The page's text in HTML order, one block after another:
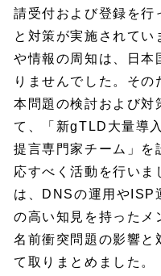
請受付および登録を
と対策が実施されてい
や情報の周知は、日本
りませんでした。そ
本問題の検討および対
て、「新gTLD大量導
提言専門家チーム」を
応すべく活動を行いま
は、DNSの運用やISP
の高い知見を持ったメ
名前衝突問題の影響と
て取りまとめました。